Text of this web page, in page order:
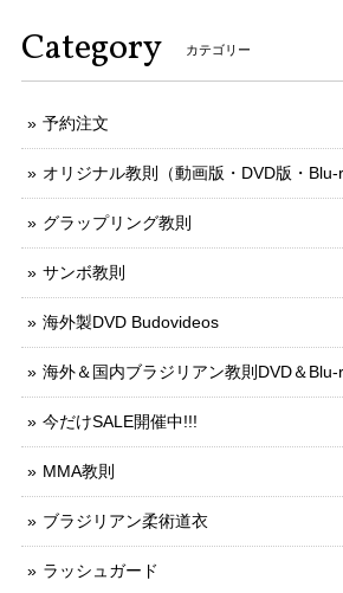
Category カテゴリー
予約注文
オリジナル教則（動画版・DVD版・Blu-
グラップリング教則
サンボ教則
海外製DVD Budovideos
海外＆国内ブラジリアン教則DVD＆Blu-
今だけSALE開催中!!!
MMA教則
ブラジリアン柔術道衣
ラッシュガード